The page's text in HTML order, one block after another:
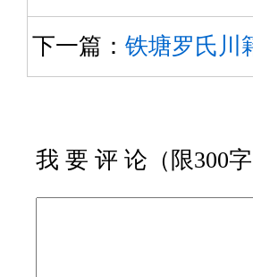
下一篇： 铁塘罗氏川
我 要 评 论（限300